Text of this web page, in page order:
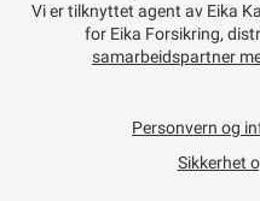
Vi er tilknyttet agent av Eika
for Eika Forsikring,
samarbeidspartner
Personvern og
Sikkerhet